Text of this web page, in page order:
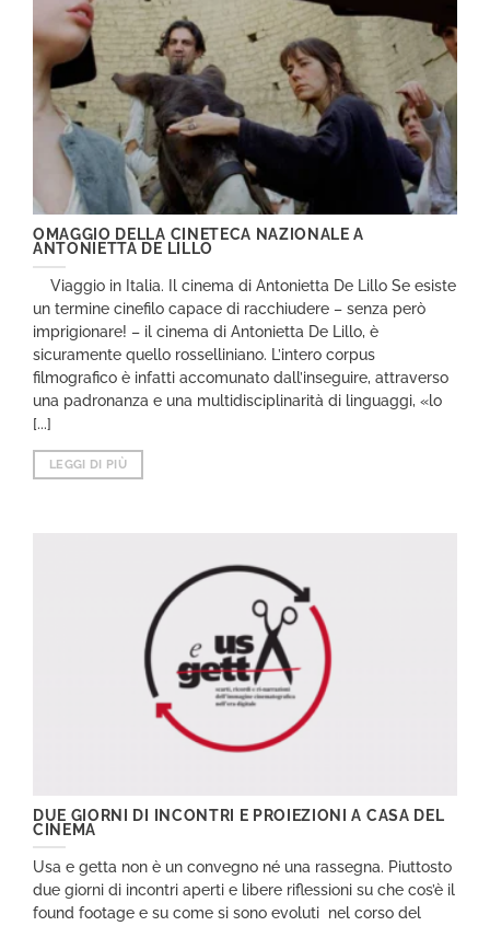
OMAGGIO DELLA CINETECA NAZIONALE A
ANTONIETTA DE LILLO
Viaggio in Italia. Il cinema di Antonietta De Lillo Se esiste
un termine cinefilo capace di racchiudere – senza però
imprigionare! – il cinema di Antonietta De Lillo, è
sicuramente quello rosselliniano. L’intero corpus
filmografico è infatti accomunato dall’inseguire, attraverso
una padronanza e una multidisciplinarità di linguaggi, «lo
[...]
LEGGI DI PIÙ
DUE GIORNI DI INCONTRI E PROIEZIONI A CASA DEL
CINEMA
Usa e getta non è un convegno né una rassegna. Piuttosto
due giorni di incontri aperti e libere riflessioni su che cos’è il
found footage e su come si sono evoluti nel corso del